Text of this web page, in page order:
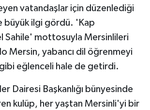
vatandaşlar için düzenlediği
büyük ilgi gördü. 'Kap
Sahile' mottosuyla Mersinlileri
Mersin, yabancı dil öğrenmeyi
gibi eğlenceli hale de getirdi.
Dairesi Başkanlığı bünyesinde
kulüp, her yaştan Mersinli'yi bir